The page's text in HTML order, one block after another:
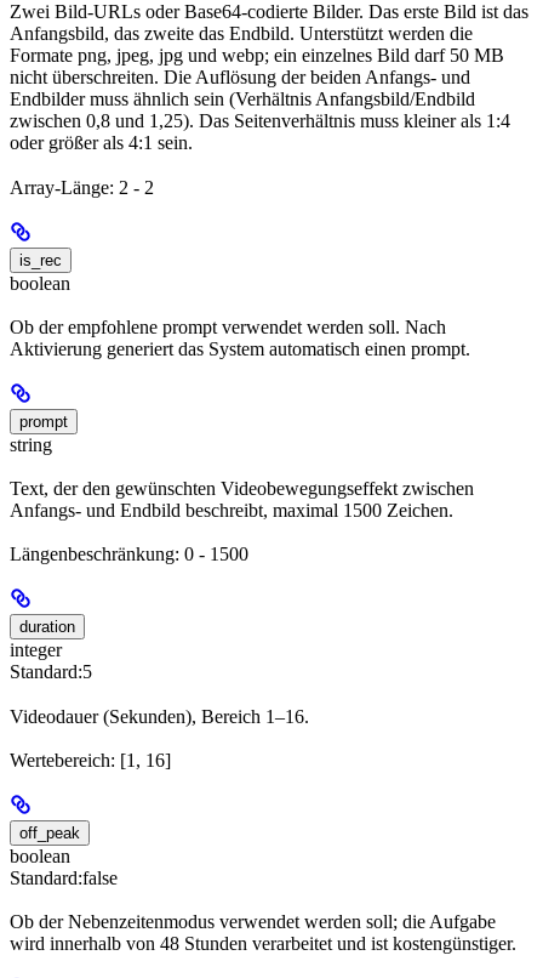
Zwei Bild-URLs oder Base64-codierte Bilder. Das erste Bild ist das
Anfangsbild, das zweite das Endbild. Unterstützt werden die
Formate png, jpeg, jpg und webp; ein einzelnes Bild darf 50 MB
nicht überschreiten. Die Auflösung der beiden Anfangs- und
Endbilder muss ähnlich sein (Verhältnis Anfangsbild/Endbild
zwischen 0,8 und 1,25). Das Seitenverhältnis muss kleiner als 1:4
oder größer als 4:1 sein.
Array-Länge: 2 - 2
is_rec
boolean
Ob der empfohlene prompt verwendet werden soll. Nach
Aktivierung generiert das System automatisch einen prompt.
prompt
string
Text, der den gewünschten Videobewegungseffekt zwischen
Anfangs- und Endbild beschreibt, maximal 1500 Zeichen.
Längenbeschränkung: 0 - 1500
duration
integer
Standard:5
Videodauer (Sekunden), Bereich 1–16.
Wertebereich: [1, 16]
off_peak
boolean
Standard:false
Ob der Nebenzeitenmodus verwendet werden soll; die Aufgabe
wird innerhalb von 48 Stunden verarbeitet und ist kostengünstiger.